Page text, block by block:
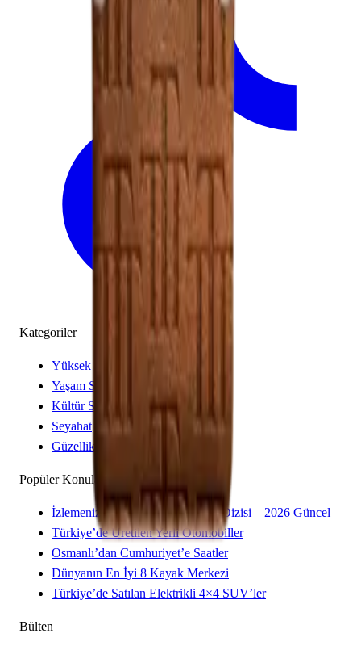
Kategoriler
Yüksek Saatçilik
Yaşam Stili
Kültür Sanat
Seyahat
Güzellik
Popüler Konular
İzlemeniz Gereken 15 Yeni Kore Dizisi – 2026 Güncel
Türkiye’de Üretilen Yerli Otomobiller
Osmanlı’dan Cumhuriyet’e Saatler
Dünyanın En İyi 8 Kayak Merkezi
Türkiye’de Satılan Elektrikli 4×4 SUV’ler
Bülten